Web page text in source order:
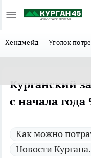
Хендмейд Уголок
Курганский
с начала
Как можно
Новости